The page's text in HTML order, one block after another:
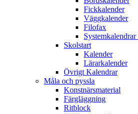
Fickkalender
Väggkalender
Filofax
Skolstart
Kalender
Lärarkalender
Övrigt Kalendrar
Måla och pyssla
Konstnärsmaterial
Färgläggning
Ritblock